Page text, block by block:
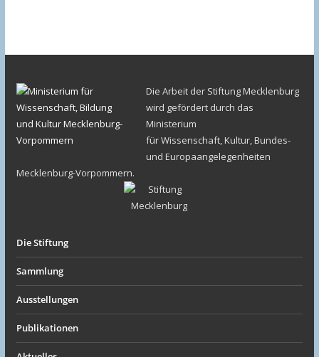
Die Arbeit der Stiftung Mecklenburg
wird gefördert durch das
Ministerium
für Wissenschaft, Kultur, Bundes-
und Europaangelegenheiten
Mecklenburg-Vorpommern.
Die Stiftung
Sammlung
Ausstellungen
Publikationen